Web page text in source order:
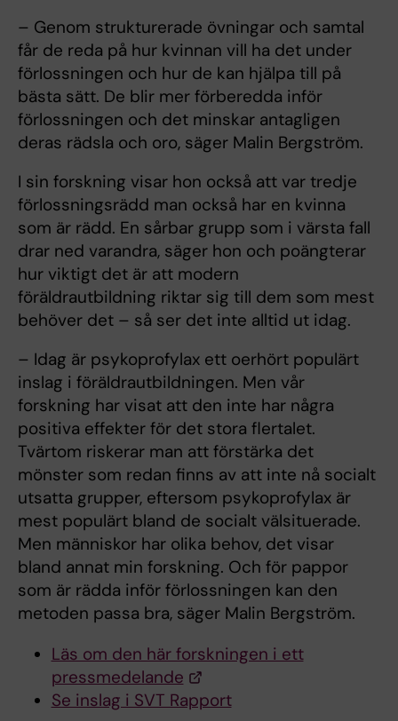
– Genom strukturerade övningar och samtal
får de reda på hur kvinnan vill ha det under
förlossningen och hur de kan hjälpa till på
bästa sätt. De blir mer förberedda inför
förlossningen och det minskar antagligen
deras rädsla och oro, säger Malin Bergström.
I sin forskning visar hon också att var tredje
förlossningsrädd man också har en kvinna
som är rädd. En sårbar grupp som i värsta fall
drar ned varandra, säger hon och poängterar
hur viktigt det är att modern
föräldrautbildning riktar sig till dem som mest
behöver det – så ser det inte alltid ut idag.
– Idag är psykoprofylax ett oerhört populärt
inslag i föräldrautbildningen. Men vår
forskning har visat att den inte har några
positiva effekter för det stora flertalet.
Tvärtom riskerar man att förstärka det
mönster som redan finns av att inte nå socialt
utsatta grupper, eftersom psykoprofylax är
mest populärt bland de socialt välsituerade.
Men människor har olika behov, det visar
bland annat min forskning. Och för pappor
som är rädda inför förlossningen kan den
metoden passa bra, säger Malin Bergström.
Läs om den här forskningen i ett
pressmedelande
Se inslag i SVT Rapport